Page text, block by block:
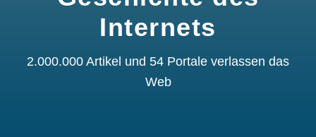
Internets
2.000.000 Artikel und 54 Portale verlassen das
Web